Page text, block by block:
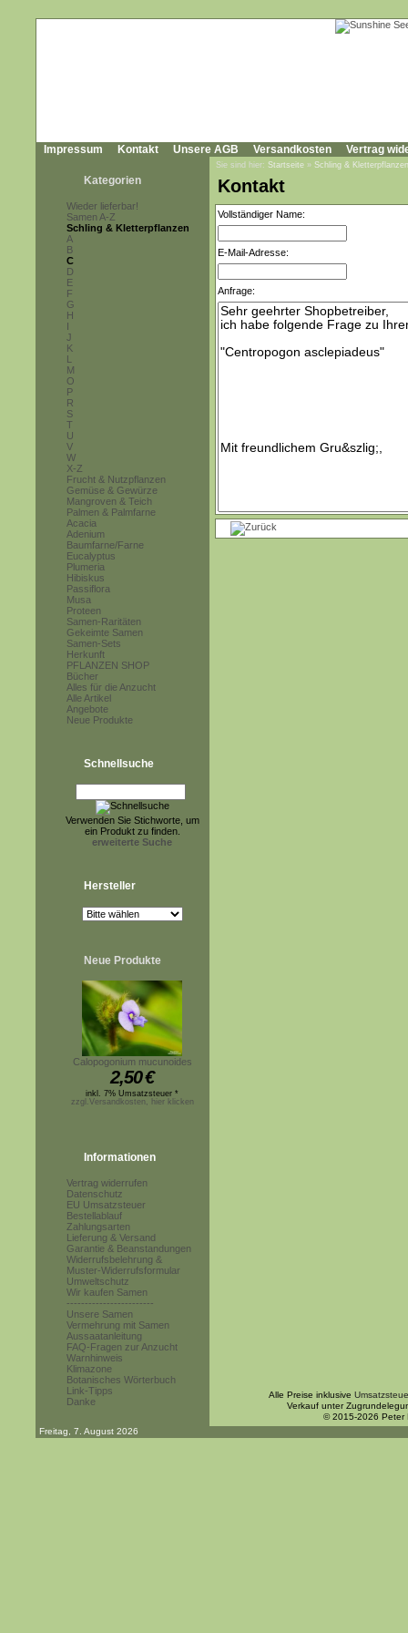
Impressum Kontakt Unsere AGB Versandkosten Vertrag
Kategorien
Wieder lieferbar!
Samen A-Z
Schling & Kletterpflanzen
A
B
C
D
E
F
G
H
I
J
K
L
M
O
P
R
S
T
U
V
W
X-Z
Frucht & Nutzpflanzen
Gemüse & Gewürze
Mangroven & Teich
Palmen & Palmfarne
Acacia
Adenium
Baumfarne/Farne
Eucalyptus
Plumeria
Hibiskus
Passiflora
Musa
Proteen
Samen-Raritäten
Gekeimte Samen
Samen-Sets
Herkunft
PFLANZEN SHOP
Bücher
Alles für die Anzucht
Alle Artikel
Angebote
Neue Produkte
Schnellsuche
Verwenden Sie Stichworte, um
ein Produkt zu finden.
erweiterte Suche
Hersteller
Neue Produkte
Calopogonium mucunoides
2,50€
inkl. 7% Umsatzsteuer *
zzgl.Versandkosten, hier klicken
Informationen
Vertrag widerrufen
Datenschutz
EU Umsatzsteuer
Bestellablauf
Zahlungsarten
Lieferung & Versand
Garantie & Beanstandungen
Widerrufsbelehrung &
Muster-Widerrufsformular
Umweltschutz
Wir kaufen Samen
------------------------
Unsere Samen
Vermehrung mit Samen
Aussaatanleitung
FAQ-Fragen zur Anzucht
Warnhinweis
Klimazone
Botanisches Wörterbuch
Link-Tipps
Danke
Sie sind hier: Startseite » Schling & Kletterpflanzen
Kontakt
Vollständiger Name:
E-Mail-Adresse:
Anfrage:
Alle Preise inklusive
Verkauf unter
© 2015-2026 Peter
Freitag, 7. August 2026